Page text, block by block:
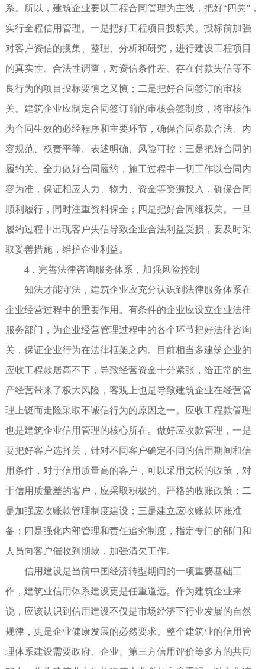
系。所以，建筑企业要以工程合同管理为主线，把好“四关”，
实行全程信用管理。一是把好工程项目投标关。投标前加强
对客户资信的搜集、整理、分析和研究，进行建设工程项目
的真实性、合法性调查，对资信条件差、存在付款失信等不
良行为的项目投标要慎之又慎；二是把好合同签订的审核
关。建筑企业应制定合同签订前的审核会签制度，将审核作
为合同生效的必经程序和主要环节，确保合同条款合法、内
容规范、权责平等、表述明确、风险可控；三是把好合同的
履约关。全力做好合同履约，施工过程中一切工作以合同内
容为准，保证相应人力、物力、资金等资源投入，确保合同
顺利履行，同时注重资料保全；四是把好合同维权关。一旦
履约过程中出现客户失信导致企业合法利益受损，要及时采
取妥善措施，维护企业利益。
4．完善法律咨询服务体系，加强风险控制
知法才能守法，建筑企业应充分认识到法律服务体系在
企业经营过程中的重要作用。有条件的企业应设立企业法律
服务部门，为企业经营管理过程中的各个环节把好法律咨询
关，保证企业行为在法律框架之内。目前相当多建筑企业的
应收工程款居高不下，导致经营资金十分紧张，给正常的生
产经营带来了极大风险，客观上也是导致建筑企业在经营管
理上铤而走险采取不诚信行为的原因之一。应收工程款管理
也是建筑企业信用管理的核心所在。做好应收款管理，一是
要把好客户选择关，针对不同客户确定不同的信用期间和信
用条件，对于信用质量高的客户，可以采用宽松的政策，对
于信用质量差的客户，应采取积极的、严格的收账政策；二
是加强应收账款管理制度建设；三是建立应收账款坏账准
备；四是强化内部管理和责任追究制度，指定专门的部门和
人员向客户催收到期款，加强清欠工作。
信用建设是当前中国经济转型期间的一项重要基础工
作，建筑业信用体系建设更是任重道远。作为建筑企业来
说，应该认识到信用建设不仅是市场经济下行业发展的自然
规律，更是企业健康发展的必然要求。整个建筑业的信用管
理体系建设需要政府、企业、第三方信用评价等多方的共同